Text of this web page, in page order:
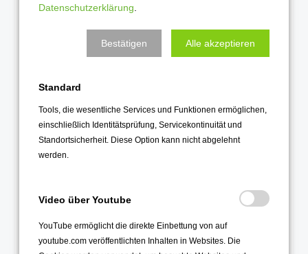
November 2023
Oktober 2023
Juni 2023
Mai 2023
April 2023
Februar 2023
Januar 2023
Datenschutzerklärung
Bestätigen Alle akzeptieren
Standard
Tools, die wesentliche Services und Funktionen ermöglichen,
einschließlich Identitätsprüfung, Servicekontinuität und
Standortsicherheit. Diese Option kann nicht abgelehnt
werden.
Video über Youtube
YouTube ermöglicht die direkte Einbettung von auf
youtube.com veröffentlichten Inhalten in Websites. Die